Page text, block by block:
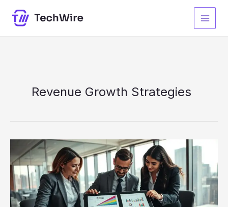
Inhalt
springen
Revenue Growth Strategies